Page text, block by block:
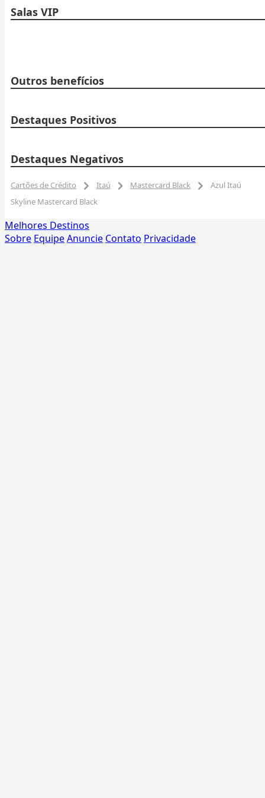
Salas VIP
Outros benefícios
Destaques Positivos
Destaques Negativos
Cartões de Crédito Itaú Mastercard Black
Azul Itaú
Skyline Mastercard Black
Melhores Destinos
Sobre EquipeAnuncie Contato Privacidade